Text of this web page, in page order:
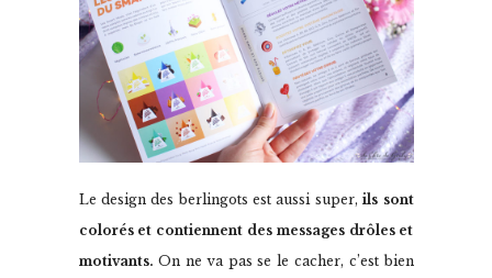
Le design des berlingots est aussi super, ils sont
colorés et contiennent des messages drôles et
motivants. On ne va pas se le cacher, c’est bien